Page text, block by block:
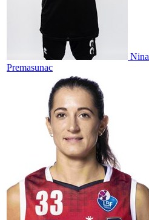
Nina
Premasunac